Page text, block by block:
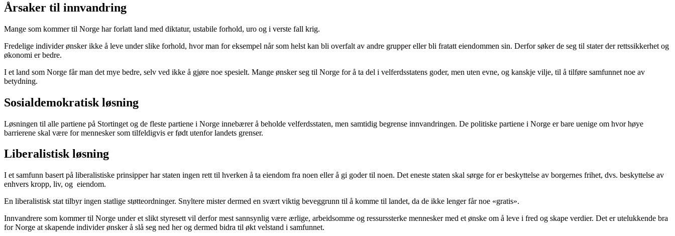
Årsaker til innvandring
Mange som kommer til Norge har forlatt land med diktatur, ustabile forhold, uro og i verste fall krig.
Fredelige individer ønsker ikke å leve under slike forhold, hvor man for eksempel når som helst kan bli overfalt av andre grupper eller bli fratatt eiendommen sin. Derfor søker de seg til stater der rettssikkerhet og
økonomi er bedre.
I et land som Norge får man det mye bedre, selv ved ikke å gjøre noe spesielt. Mange ønsker seg til Norge for å ta del i velferdsstatens goder, men uten evne, og kanskje vilje, til å tilføre samfunnet noe av
betydning.
Sosialdemokratisk løsning
Løsningen til alle partiene på Stortinget og de fleste partiene i Norge innebærer å beholde velferdsstaten, men samtidig begrense innvandringen. De politiske partiene i Norge er bare uenige om hvor høye
barrierene skal være for mennesker som tilfeldigvis er født utenfor landets grenser.
Liberalistisk løsning
I et samfunn basert på liberalistiske prinsipper har staten ingen rett til hverken å ta eiendom fra noen eller å gi goder til noen. Det eneste staten skal sørge for er beskyttelse av borgernes frihet, dvs. beskyttelse av
enhvers kropp, liv, og eiendom.
En liberalistisk stat tilbyr ingen statlige støtteordninger. Snyltere mister dermed en svært viktig beveggrunn til å komme til landet, da de ikke lenger får noe «gratis».
Innvandrere som kommer til Norge under et slikt styresett vil derfor mest sannsynlig være ærlige, arbeidsomme og ressurssterke mennesker med et ønske om å leve i fred og skape verdier. Det er utelukkende bra
for Norge at skapende individer ønsker å slå seg ned her og dermed bidra til økt velstand i samfunnet.